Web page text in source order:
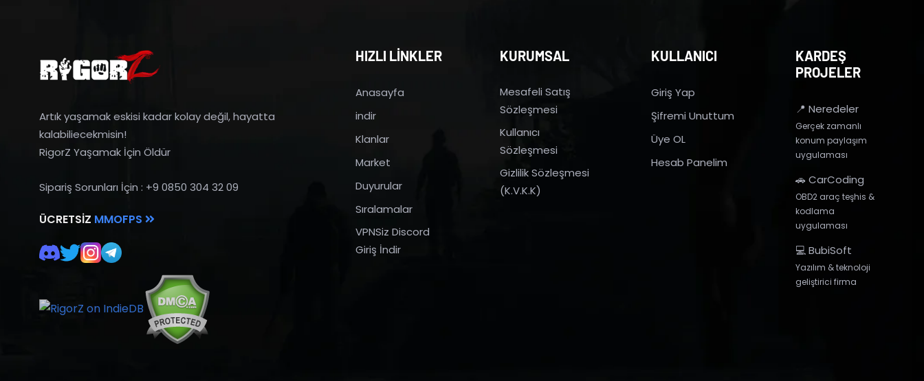
Artık yaşamak eskisi kadar kolay değil, hayatta
kalabiliecekmisin!
RigorZ Yaşamak İçin Öldür
Sipariş Sorunları İçin : +9 0850 304 32 09
ÜCRETSIZ MMOFPS
HIZLI LİNKLER
Anasayfa
indir
Klanlar
Market
Duyurular
Sıralamalar
VPNSiz Discord
Giriş İndir
KURUMSAL
Mesafeli Satış
Sözleşmesi
Kullanıcı
Sözleşmesi
Gizlilik Sözleşmesi
(K.V.K.K)
KULLANICI
Giriş Yap
Şifremi Unuttum
Üye OL
Hesab Panelim
KARDEŞ
PROJELER
📍 Neredeler
Gerçek zamanlı
konum paylaşım
uygulaması
🚗 CarCoding
OBD2 araç teşhis &
kodlama
uygulaması
💻 BubiSoft
Yazılım & teknoloji
geliştirici firma